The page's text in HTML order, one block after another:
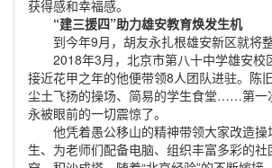
获得感和幸福感。
“建三援四”助力雄安教育焕发生机
到今年9月，胡友永扎根雄安新区就将
2018年3月，北京市第八十中学雄安校
接近花甲之年的他便带领8人团队进驻。陈
尘土飞扬的操场、简易的学生食堂……第一
永被眼前的一切震惊了。
他凭着愚公移山的精神带领大家改造操
生、为老师们配备电脑、组织丰富多彩的